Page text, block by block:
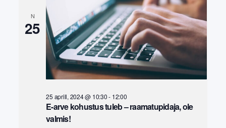
N
25
25 aprill, 2024 @ 10:30- 12:00
E-arve kohustus tuleb – raamatupidaja, ole
valmis!